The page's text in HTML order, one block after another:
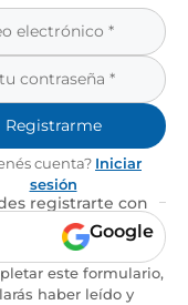
Registrarme
cuenta? Iniciar
sesión
registrarte con
Google
este formulario,
haber leído y